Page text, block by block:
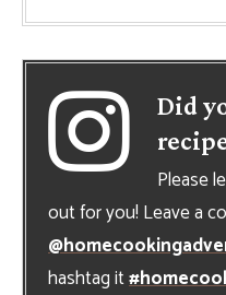
Did
Please
out for you! Leave a
hashtag it